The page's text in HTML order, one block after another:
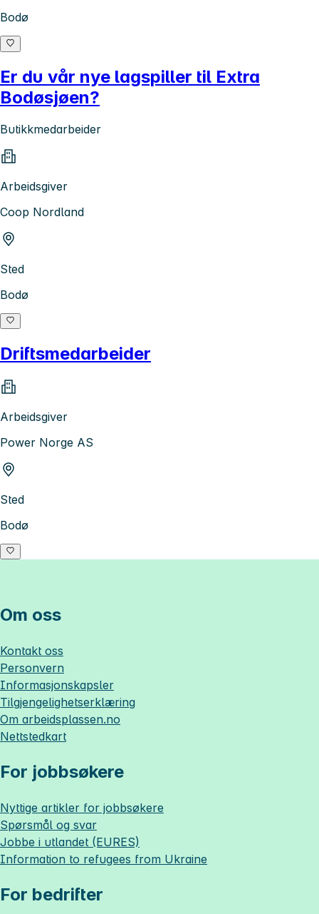
Bodø
Er du vår nye lagspiller til Extra
Bodøsjøen?
Butikkmedarbeider
Arbeidsgiver
Coop Nordland
Sted
Bodø
Driftsmedarbeider
Arbeidsgiver
Power Norge AS
Sted
Bodø
Om oss
Kontakt oss
Personvern
Informasjonskapsler
Tilgjengelighetserklæring
Om arbeidsplassen.no
Nettstedkart
For jobbsøkere
Nyttige artikler for jobbsøkere
Spørsmål og svar
Jobbe i utlandet (EURES)
Information to refugees from Ukraine
For bedrifter